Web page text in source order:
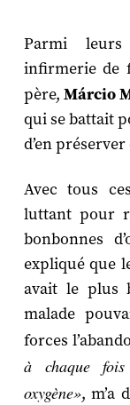
Parmi
infirmerie de
père, Márcio
qui se battait
d’en
Avec tous
luttant pour
bonbonnes
expliqué que
avait le plus
malade
forces
à chaque
oxygène», m’a